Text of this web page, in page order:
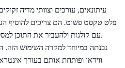
עיתונאים, עורכים וצוותי מדיה
פלט טקסט פשוט. הם צריכים להוסיף
עם קולגות ולהעביר את התוכן
ווידאו ופותחת אותם בעורך